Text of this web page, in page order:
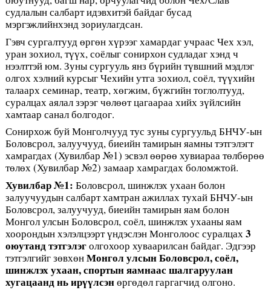
судлалын салбарт идэвхитэй байдаг бусад
мэргэжлийнхэнд зориулагдсан.
Гэвч сургалтууд өргөн хүрээг хамардаг учраас Чех хэл,
уран зохиол, түүх, соёлыг сонирхон судладаг хэнд ч
нээлттэй юм. Зуны сургууль янз бүрийн түвшний мэдлэг
олгох хэлний курсыг Чехийн утга зохиол, соёл, түүхийн
талаарх семинар, театр, хөгжим, бүжгийн тоглолтууд,
суралцах аялал зэрэг чөлөөт цагаараа хийх зүйлсийн
хамтаар санал болгодог.
Сонирхож буй Монголчууд тус зуны сургуульд БНЧУ-ын
Боловсрол, залуучууд, биеийн тамирын яамны тэтгэлэгт
хамрагдах (Хувилбар №1) эсвэл өөрөө хувиараа төлбөрөө
төлөх (Хувилбар №2) замаар хамрагдах боломжтой.
Хувилбар №1: Боловсрол, шинжлэх ухаан болон
залуучуудын салбарт хамтран ажиллах тухай БНЧУ-ын
Боловсрол, залуучууд, биеийн тамирын яам болон
Монгол улсын Боловсрол, соёл, шинжлэх ухааны яам
хоорондын хэлэлцээрт үндэслэн Монголоос суралцах3
оюутанд тэтгэлэголгохоор хуваарилсан байдаг. Эдгээр
тэтгэлгийг зөвхөнМонгол улсын Боловсрол, соёл,
шинжлэх ухаан, спортын яамнаас шалгаруулан
хугацаанд нь ирүүлсэнөргөдөл гаргагчид олгоно.